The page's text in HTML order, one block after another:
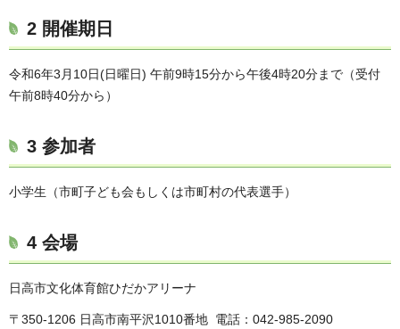
2 開催期日
令和6年3月10日(日曜日) 午前9時15分から午後4時20分まで（受付
午前8時40分から）
3 参加者
小学生（市町子ども会もしくは市町村の代表選手）
4 会場
日高市文化体育館ひだかアリーナ
〒350-1206 日高市南平沢1010番地 電話：042-985-2090